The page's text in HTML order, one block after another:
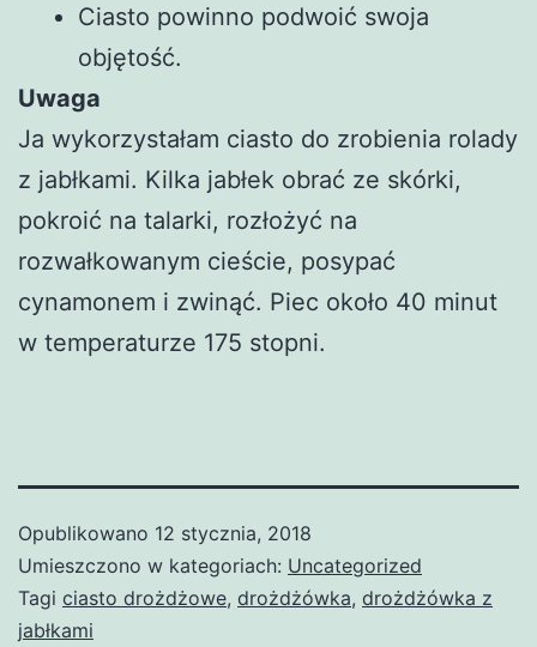
Ciasto powinno podwoić swoja
objętość.
Uwaga
Ja wykorzystałam ciasto do zrobienia rolady
z jabłkami. Kilka jabłek obrać ze skórki,
pokroić na talarki, rozłożyć na
rozwałkowanym cieście, posypać
cynamonem i zwinąć. Piec około 40 minut
w temperaturze 175 stopni.
Opublikowano 12 stycznia, 2018
Umieszczono w kategoriach: Uncategorized
Tagi ciasto drożdżowe, drożdżówka, drożdżówka z
jabłkami